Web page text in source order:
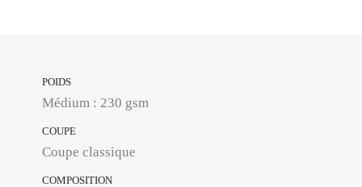
POIDS
Médium : 230 gsm
COUPE
Coupe classique
COMPOSITION